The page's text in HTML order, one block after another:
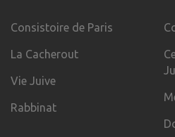
Consistoire de Paris
La Cacherout
Vie Juive
Rabbinat